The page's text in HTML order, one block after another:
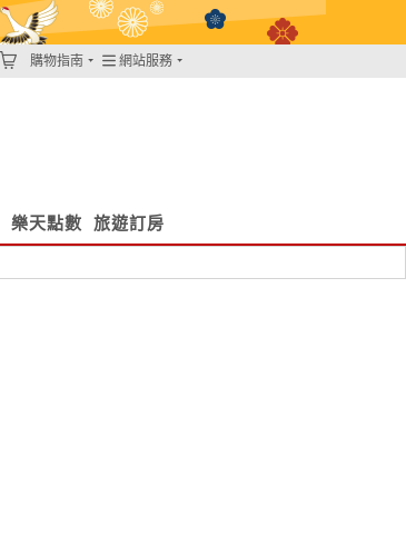
購物指南 網站服務
樂天點數 旅遊訂房